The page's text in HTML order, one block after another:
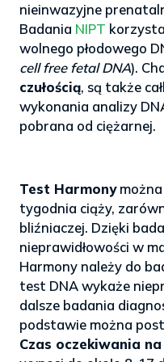
nieinwazyjne
Badania NIPT
wolnego płodowego
cell free fetal DNA).
czułością, są także
wykonania analizy
pobrana od ciężarnej.
Test Harmonymożna
tygodnia ciąży,
bliźniaczej. Dzięki
nieprawidłowości w
Harmony należy do
test DNA wykaże
dalsze badania
podstawie można
Czas oczekiwania